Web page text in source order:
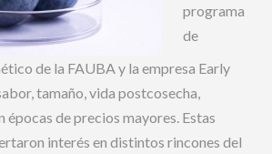
programa
de
de la FAUBA y la empresa Early
tamaño, vida postcosecha,
épocas de precios mayores. Estas
interés en distintos rincones del